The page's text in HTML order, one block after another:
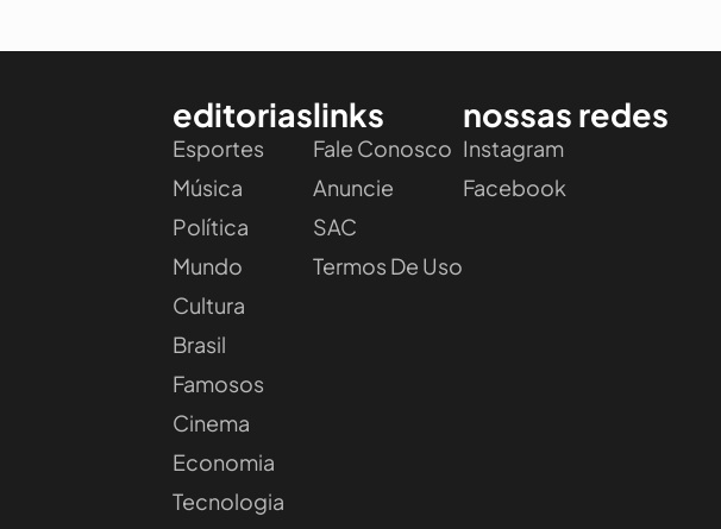
editorias
Esportes
Música
Política
Mundo
Cultura
Brasil
Famosos
Cinema
Economia
Tecnologia
links
Fale Conosco
Anuncie
SAC
Termos De Uso
nossas redes
Instagram
Facebook